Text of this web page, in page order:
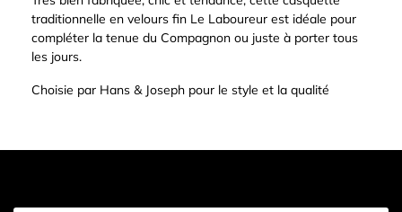
traditionnelle en velours fin Le Laboureur est idéale pour
compléter la tenue du Compagnon ou juste à porter tous
les jours.
Choisie par Hans & Joseph pour le style et la qualité